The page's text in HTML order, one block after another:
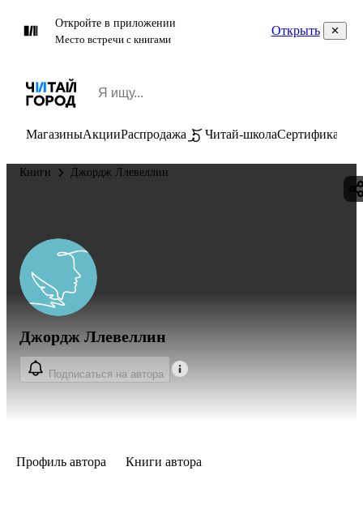
Откройте в приложении
Место встречи с книгами
Открыть
МагазиныАкцииРаспродажа Читай-школаСертификаты
Книги Джордж Ллевеллин
Джордж Ллевеллин
Подписаться на автора
Профиль автора Книги автора